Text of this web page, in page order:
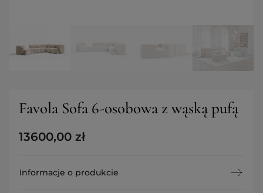
Favola Sofa 6-osobowa z wąską pufą
13600,00 zł
Informacje o produkcie